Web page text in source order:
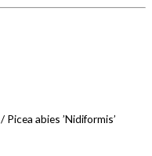
/ Picea abies ’Nidiformis’